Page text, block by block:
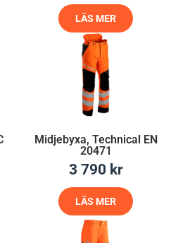
LÄS MER
Midjebyxa, Technical EN
20471
3 790 kr
LÄS MER